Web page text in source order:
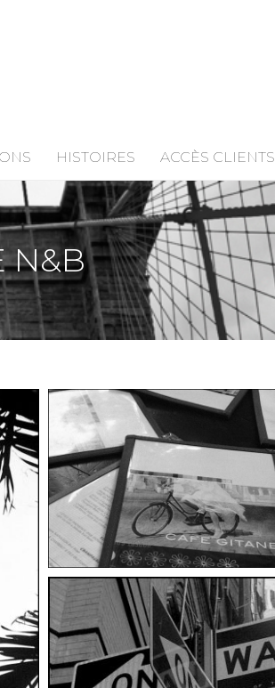
HISTOIRES ACCÈS CLIENTS
N&B